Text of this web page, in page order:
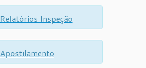
Relatórios Inspeção
Apostilamento